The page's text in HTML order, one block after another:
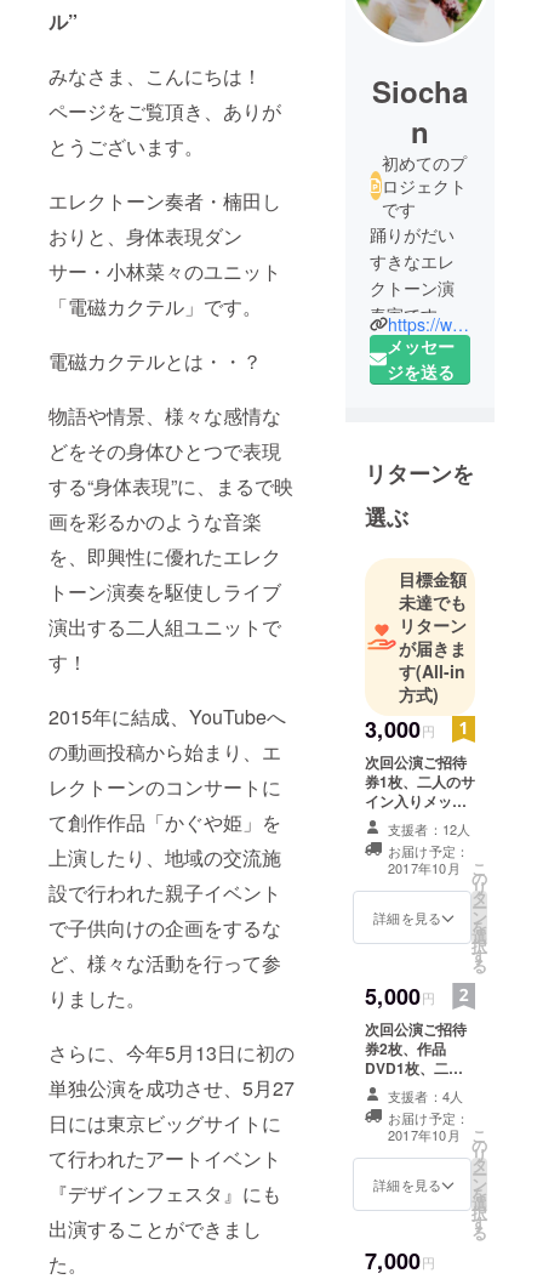
ル”
みなさま、こんにちは！
ページをご覧頂き、ありが
とうございます。
エレクトーン奏者・楠田し
おりと、身体表現ダン
サー・小林菜々のユニット
「電磁カクテル」です。
電磁カクテルとは・・？
物語や情景、様々な感情な
どをその身体ひとつで表現
する“身体表現”に、まるで映
画を彩るかのような音楽
を、即興性に優れたエレク
トーン演奏を駆使しライブ
演出する二人組ユニットで
す！
2015年に結成、YouTubeへ
の動画投稿から始まり、エ
レクトーンのコンサートに
て創作作品「かぐや姫」を
上演したり、地域の交流施
設で行われた親子イベント
で子供向けの企画をするな
ど、様々な活動を行って参
りました。
さらに、今年5月13日に初の
単独公演を成功させ、5月27
日には東京ビッグサイトに
て行われたアートイベント
『デザインフェスタ』にも
出演することができまし
た。
Siocha
n
初めてのプ
ロジェクト
です
踊りがだい
すきなエレ
クトーン演
奏家です
((o(^∇^)o))時
にはダン
ります。
アートも好
き、演劇も
好き。
毎日いろん
な事に興味
を持ちなが
ら生きてま
す。
https://www.facebook.com/shiori.kusuda
メッセー
ジを送る
リターンを
選ぶ
目標金額
未達でも
リターン
が届きま
す(All-in
方式)
3,000円
次回公演ご招待
券1枚、二人のサ
イン入りメッ
セージカード
支援者：12人
お届け予定：
2017年10月
詳細を見る
こ
の
リ
タ
ー
ン
を
選
択
す
る
5,000円
次回公演ご招待
券2枚、作品
DVD1枚、二人
のサイン入り
メッセージカー
ド
支援者：4人
お届け予定：
2017年10月
詳細を見る
こ
の
リ
タ
ー
ン
を
選
択
す
る
7,000円